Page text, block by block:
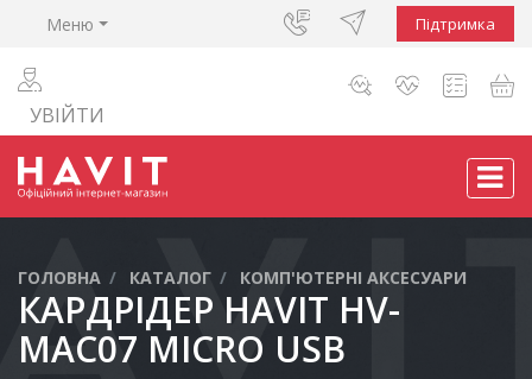
Меню Підтримка
УВІЙТИ
ГОЛОВНА КАТАЛОГ КОМП'ЮТЕРНІ АКСЕСУАРИ
КАРДРІДЕР HAVIT HV-
MAC07 MICRO USB